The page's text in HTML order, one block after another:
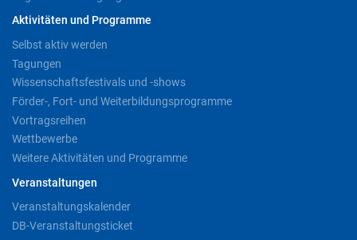
Aktivitäten und Programme
Selbst aktiv werden
Tagungen
Wissenschaftsfestivals und -shows
Förder-, Fort- und Weiterbildungsprogramme
Vortragsreihen
Wettbewerbe
Weitere Aktivitäten und Programme
Veranstaltungen
Veranstaltungskalender
DB-Veranstaltungsticket